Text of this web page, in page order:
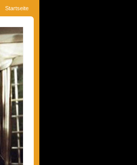
Startseite